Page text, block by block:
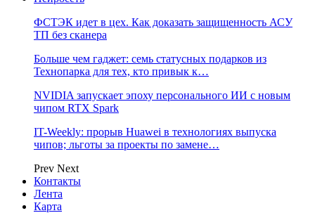
ФСТЭК идет в цех. Как доказать защищенность АСУ
ТП без сканера
Больше чем гаджет: семь статусных подарков из
Технопарка для тех, кто привык к…
NVIDIA запускает эпоху персонального ИИ с новым
чипом RTX Spark
IT-Weekly: прорыв Huawei в технологиях выпуска
чипов; льготы за проекты по замене…
Prev Next
Контакты
Лента
Карта